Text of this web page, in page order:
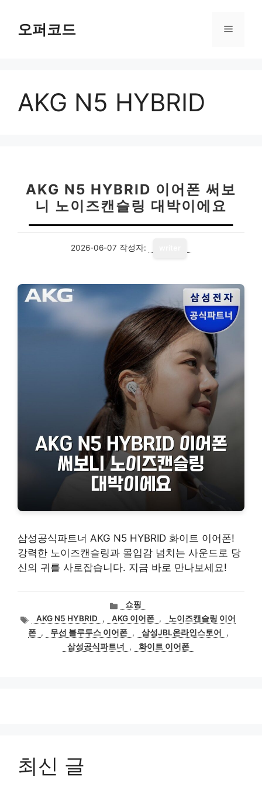
오퍼코드 메
AKG N5 HYBRID
AKG N5 HYBRID 이어폰 써보
니 노이즈캔슬링 대박이에요
2026-06-07 작성자:
삼성공식파트너 AKG N5 HYBRID 화이트 이어폰!
강력한 노이즈캔슬링과 몰입감 넘치는 사운드로 당
신의 귀를 사로잡습니다. 지금 바로 만나보세요!
카
테
고
리
쇼핑
태
그
AKG N5 HYBRID , AKG 이어폰 ,
노이즈캔슬링 이어
폰 , 무선 블루투스 이어폰 , 삼성JBL온라인스토어
,
삼성공식파트너
, 화이트 이어폰
최신 글